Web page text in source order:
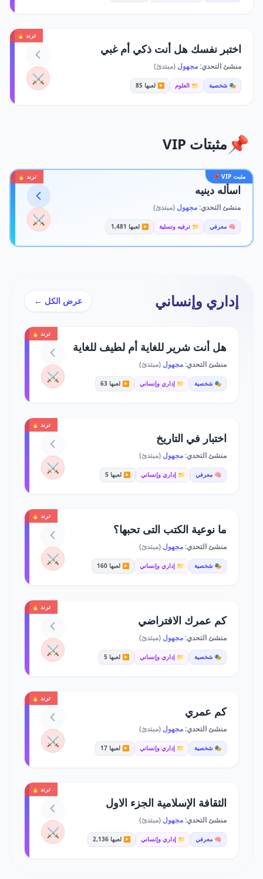
ترند 🔥
اختبر نفسك هل أنت ذكي أم غبي
منشئ التحدي:مجهول (مبتدئ)
🎭 شخصية 📁 العلوم ▶️ لعبها 85 ⚔️
📌 مثبتات VIP
مثبت VIP 📌 ترند 🔥
اسأله دينيه
منشئ التحدي:مجهول (مبتدئ)
🧠 معرفي 📁 ترفيه وتسلية ▶️ لعبها 1,481 ⚔️
إداري وإنساني عرض الكل ←
ترند 🔥
هل أنت شرير للغاية أم لطيف للغاية
منشئ التحدي:مجهول (مبتدئ)
🎭 شخصية 📁 إداري وإنساني ▶️ لعبها 63 ⚔️
ترند 🔥
اختبار في التاريخ
منشئ التحدي:مجهول (مبتدئ)
🧠 معرفي 📁 إداري وإنساني ▶️ لعبها 5 ⚔️
ترند 🔥
ما نوعية الكتب التى تحبها؟
منشئ التحدي:مجهول (مبتدئ)
🎭 شخصية 📁 إداري وإنساني ▶️ لعبها 160 ⚔️
ترند 🔥
كم عمرك الافتراضي
منشئ التحدي:مجهول (مبتدئ)
🎭 شخصية 📁 إداري وإنساني ▶️ لعبها 5 ⚔️
ترند 🔥
كم عمري
منشئ التحدي:مجهول (مبتدئ)
🎭 شخصية 📁 إداري وإنساني ▶️ لعبها 17 ⚔️
ترند 🔥
الثقافة الإسلامية الجزء الاول
منشئ التحدي:مجهول (مبتدئ)
🧠 معرفي 📁 إداري وإنساني ▶️ لعبها 2,136 ⚔️